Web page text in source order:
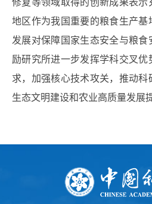
修复等领域取得的创新成果表
地区作为我国重要的粮食生产基
发展对保障国家生态安全与粮
励研究所进一步发挥学科交叉
求，加强核心技术攻关，推动
生态文明建设和农业高质量发展